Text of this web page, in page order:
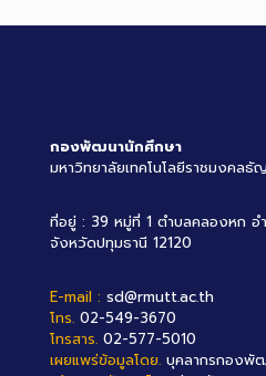
กองพัฒนานักศึกษา
มหาวิทยาลัยเทคโนโลยีราชมงคลธั
ที่อยู่ : 39 หมู่ที่ 1 ตำบลคลองหก อ
จังหวัดปทุมธานี 12120
E-mail : sd@rmutt.ac.th
โทร. 02-549-3670
โทรสาร. 02-577-5010
เผยแพร่ข้อมูลโดย. บุคลากรกองพั